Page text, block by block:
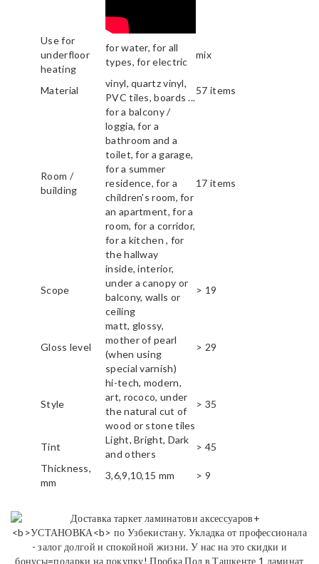
Use for
underfloor
heating
for water, for all
types, for electric
mix
Material
vinyl, quartz vinyl,
PVC tiles, boards ...
57 items
Room /
building
for a balcony /
loggia, for a
bathroom and a
toilet, for a garage,
for a summer
residence, for a
children's room, for
an apartment, for a
room, for a corridor,
for a kitchen , for
the hallway
17 items
Scope
inside, interior,
under a canopy or
balcony, walls or
ceiling
> 19
Gloss level
matt, glossy,
mother of pearl
(when using
special varnish)
> 29
Style
hi-tech, modern,
art, rococo, under
the natural cut of
wood or stone tiles
> 35
Tint
Light, Bright, Dark
and others
> 45
Thickness,
mm
3,6,9,10,15 mm > 9